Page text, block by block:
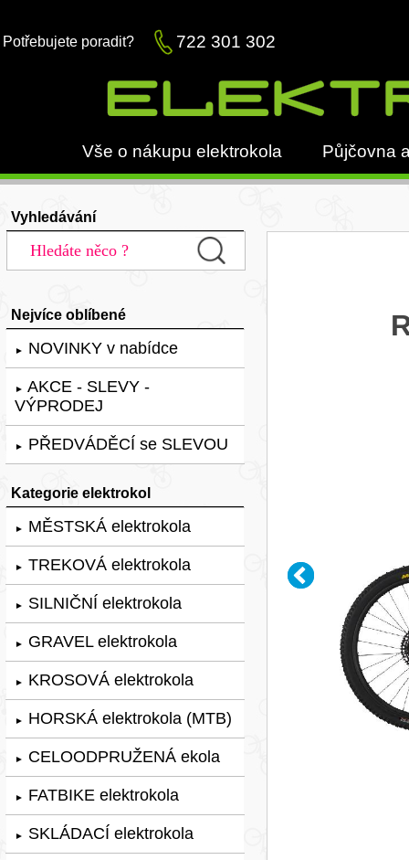
Potřebujete poradit? 722 301 302
Vše o nákupu elektrokola Půjčovna
Vyhledávání
Nejvíce oblíbené
► NOVINKY v nabídce
► AKCE - SLEVY -
VÝPRODEJ
► PŘEDVÁDĚCÍ se SLEVOU
Kategorie elektrokol
► MĚSTSKÁ elektrokola
► TREKOVÁ elektrokola
► SILNIČNÍ elektrokola
► GRAVEL elektrokola
► KROSOVÁ elektrokola
► HORSKÁ elektrokola (MTB)
► CELOODPRUŽENÁ ekola
► FATBIKE elektrokola
► SKLÁDACÍ elektrokola